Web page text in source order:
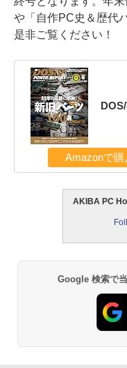
や「自作PC史＆歴代
是非ご覧ください！
Amazonで購
AKIBA PC
Google 検索で